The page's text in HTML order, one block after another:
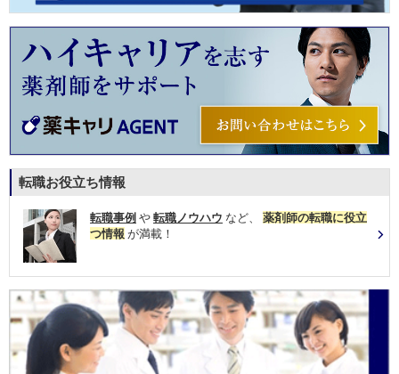
転職お役立ち情報
転職事例 や 転職ノウハウ など、 薬剤師の転職に役立
つ情報 が満載！